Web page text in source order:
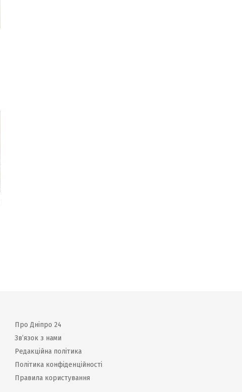
Про Дніпро 24
Зв’язок з нами
Редакційна політика
Політика конфіденційності
Правила користування